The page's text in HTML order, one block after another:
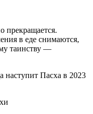
прекращается.
в еде снимаются,
таинству —